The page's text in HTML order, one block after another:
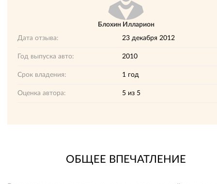
Блохин Илларион
Дата отзыва: 23 декабря 2012
Год выпуска авто: 2010
Срок владения: 1 год
Оценка автора: 5из 5
ОБЩЕЕ ВПЕЧАТЛЕНИЕ